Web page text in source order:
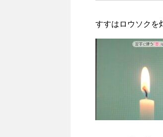
すすはロウソクを